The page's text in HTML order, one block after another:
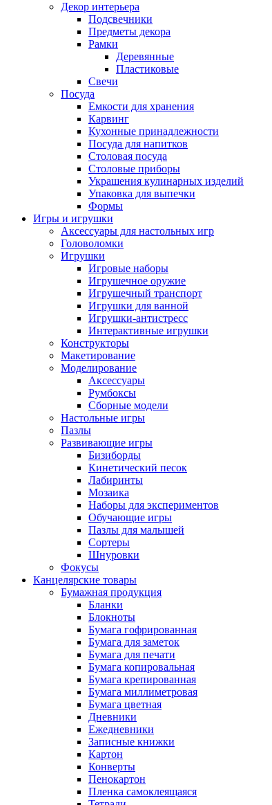
Декор интерьера
Подсвечники
Предметы декора
Рамки
Деревянные
Пластиковые
Свечи
Посуда
Емкости для хранения
Карвинг
Кухонные принадлежности
Посуда для напитков
Столовая посуда
Столовые приборы
Украшения кулинарных изделий
Упаковка для выпечки
Формы
Игры и игрушки
Аксессуары для настольных игр
Головоломки
Игрушки
Игровые наборы
Игрушечное оружие
Игрушечный транспорт
Игрушки для ванной
Игрушки-антистресс
Интерактивные игрушки
Конструкторы
Макетирование
Моделирование
Аксессуары
Румбоксы
Сборные модели
Настольные игры
Пазлы
Развивающие игры
Бизиборды
Кинетический песок
Лабиринты
Мозаика
Наборы для экспериментов
Обучающие игры
Пазлы для малышей
Сортеры
Шнуровки
Фокусы
Канцелярские товары
Бумажная продукция
Бланки
Блокноты
Бумага гофрированная
Бумага для заметок
Бумага для печати
Бумага копировальная
Бумага крепированная
Бумага миллиметровая
Бумага цветная
Дневники
Ежедневники
Записные книжки
Картон
Конверты
Пенокартон
Пленка самоклеящаяся